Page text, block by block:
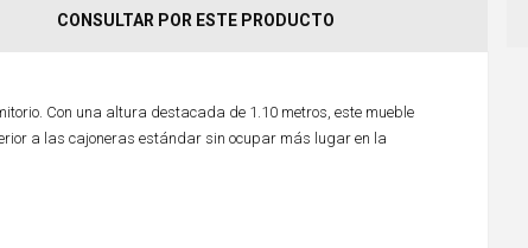
CONSULTAR POR ESTE PRODUCTO
Con una altura destacada de 1.10 metros, este mueble
a las cajoneras estándar sin ocupar más lugar en la